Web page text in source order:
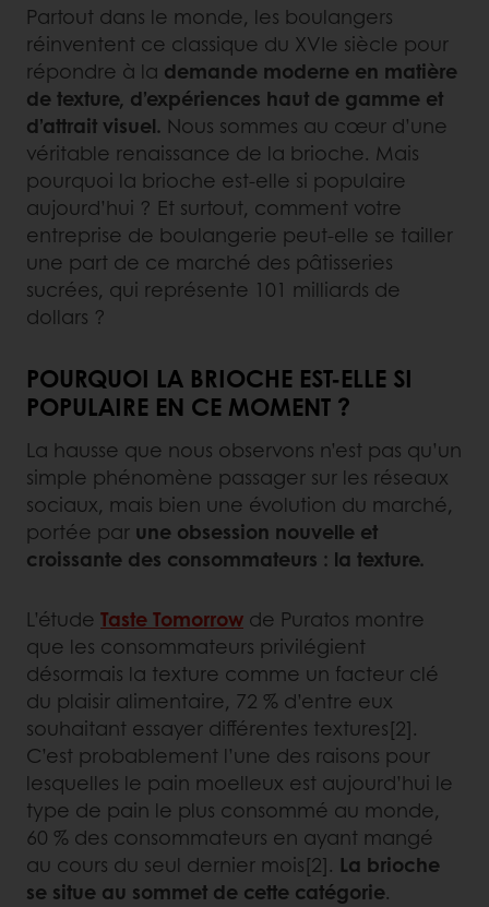
Partout dans le monde, les boulangers
réinventent ce classique du XVIe siècle pour
répondre à la demande moderne en matière
de texture, d’expériences haut de gamme et
d’attrait visuel. Nous sommes au cœur d’une
véritable renaissance de la brioche. Mais
pourquoi la brioche est‑elle si populaire
aujourd’hui ? Et surtout, comment votre
entreprise de boulangerie peut‑elle se tailler
une part de ce marché des pâtisseries
sucrées, qui représente 101 milliards de
dollars ?
POURQUOI LA BRIOCHE EST-ELLE SI
POPULAIRE EN CE MOMENT ?
La hausse que nous observons n’est pas qu’un
simple phénomène passager sur les réseaux
sociaux, mais bien une évolution du marché,
portée par une obsession nouvelle et
croissante des consommateurs : la texture.
L’étude Taste Tomorrow de Puratos montre
que les consommateurs privilégient
désormais la texture comme un facteur clé
du plaisir alimentaire, 72 % d’entre eux
souhaitant essayer différentes textures[2].
C’est probablement l’une des raisons pour
lesquelles le pain moelleux est aujourd’hui le
type de pain le plus consommé au monde,
60 % des consommateurs en ayant mangé
au cours du seul dernier mois[2]. La brioche
se situe au sommet de cette catégorie.